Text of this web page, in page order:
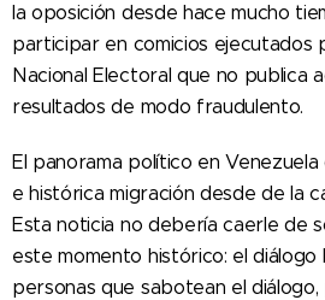
la oposición desde hace mucho
participar en comicios ejecutados
Nacional Electoral que no publica
resultados de modo fraudulento.
El panorama político en
e histórica migración desde de la
Esta noticia no debería caerle de
este momento histórico: el diálogo
personas que sabotean el